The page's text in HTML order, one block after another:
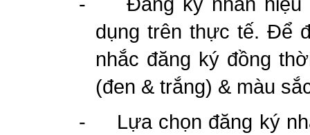
dụng trên thực tế. Để
nhắc đăng ký đồng
(đen & trắng) & màu
-
Lựa chọn đăng ký